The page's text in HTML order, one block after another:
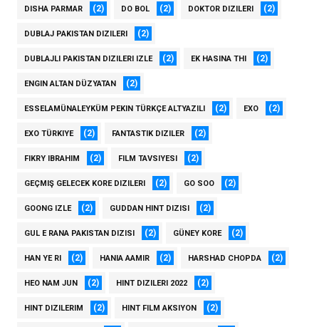
DISHA PARMAR (2) DO BOL (2) DOKTOR DIZILERI (2)
DUBLAJ PAKISTAN DIZILERI (2)
DUBLAJLI PAKISTAN DIZILERI IZLE (2) EK HASINA THI (2)
ENGIN ALTAN DÜZYATAN (2)
ESSELAMÜNALEYKÜM PEKIN TÜRKÇE ALTYAZILI (2) EXO (2)
EXO TÜRKIYE (2) FANTASTIK DIZILER (2)
FIKRY IBRAHIM (2) FILM TAVSIYESI (2)
GEÇMIŞ GELECEK KORE DIZILERI (2) GO SOO (2)
GOONG IZLE (2) GUDDAN HINT DIZISI (2)
GUL E RANA PAKISTAN DIZISI (2) GÜNEY KORE (2)
HAN YE RI (2) HANIA AAMIR (2) HARSHAD CHOPDA (2)
HEO NAM JUN (2) HINT DIZILERI 2022 (2)
HINT DIZILERIM (2) HINT FILM AKSIYON (2)